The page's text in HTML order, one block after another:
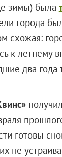
зимы) была
города
схожая:
к летнему
два года
готовы
не